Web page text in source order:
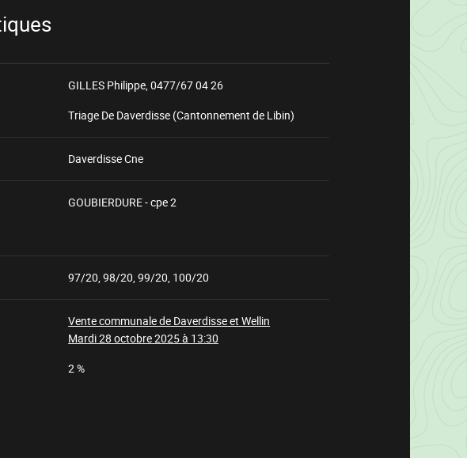
GILLES Philippe,0477/67 04 26
Triage De Daverdisse (Cantonnement de Libin)
Daverdisse Cne
GOUBIERDURE - cpe 2
97/20, 98/20, 99/20, 100/20
Vente communale de Daverdisse et Wellin
Mardi 28 octobre 2025 à 13:30
2 %